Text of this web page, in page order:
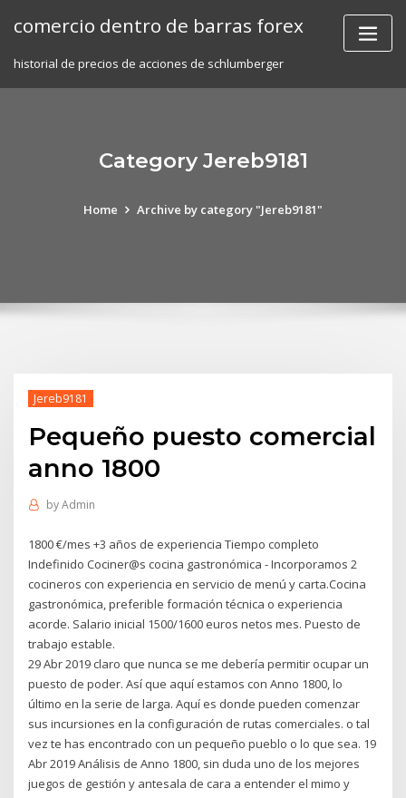
comercio dentro de barras forex
historial de precios de acciones de schlumberger
Category Jereb9181
Home Archive by category "Jereb9181"
Jereb9181
Pequeño puesto comercial
anno 1800
byAdmin
1800 €/mes +3 años de experiencia Tiempo completo
Indefinido Cociner@s cocina gastronómica - Incorporamos 2
cocineros con experiencia en servicio de menú y carta.Cocina
gastronómica, preferible formación técnica o experiencia
acorde. Salario inicial 1500/1600 euros netos mes. Puesto de
trabajo estable.
29 Abr 2019 claro que nunca se me debería permitir ocupar un
puesto de poder. Así que aquí estamos con Anno 1800, lo
último en la serie de larga. Aquí es donde pueden comenzar
sus incursiones en la configuración de rutas comerciales. o tal
vez te has encontrado con un pequeño pueblo o lo que sea. 19
Abr 2019 Análisis de Anno 1800, sin duda uno de los mejores
juegos de gestión y antesala de cara a entender el mimo y